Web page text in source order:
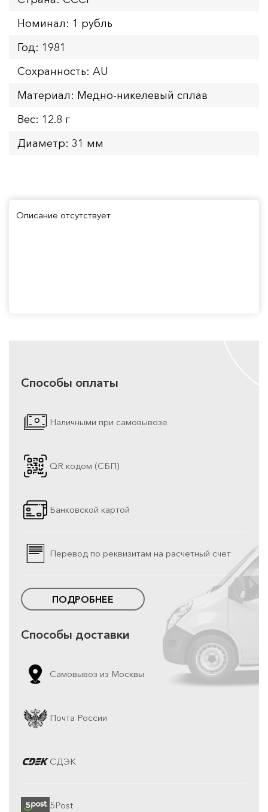
Номинал: 1 рубль
Год: 1981
Сохранность: AU
Материал: Медно-никелевый сплав
Вес: 12.8 г
Диаметр: 31 мм
Описание отсутствует
Способы оплаты
Наличными при самовывозе
QR кодом (СБП)
Банковской картой
Перевод по реквизитам на расчетный счет
ПОДРОБНЕЕ
Способы доставки
Самовывоз из Москвы
Почта России
СДЭК
5Post